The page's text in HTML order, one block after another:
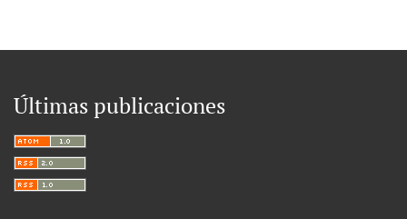
Últimas publicaciones